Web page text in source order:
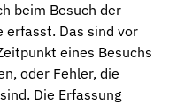
beim Besuch der
erfasst. Das sind vor
eines Besuchs
oder Fehler, die
Die Erfassung